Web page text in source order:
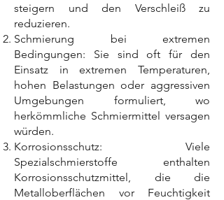
steigern und den Verschleiß zu
reduzieren.
Schmierung bei extremen
Bedingungen: Sie sind oft für den
Einsatz in extremen Temperaturen,
hohen Belastungen oder aggressiven
Umgebungen formuliert, wo
herkömmliche Schmiermittel versagen
würden.
Korrosionsschutz: Viele
Spezialschmierstoffe enthalten
Korrosionsschutzmittel, die die
Metalloberflächen vor Feuchtigkeit